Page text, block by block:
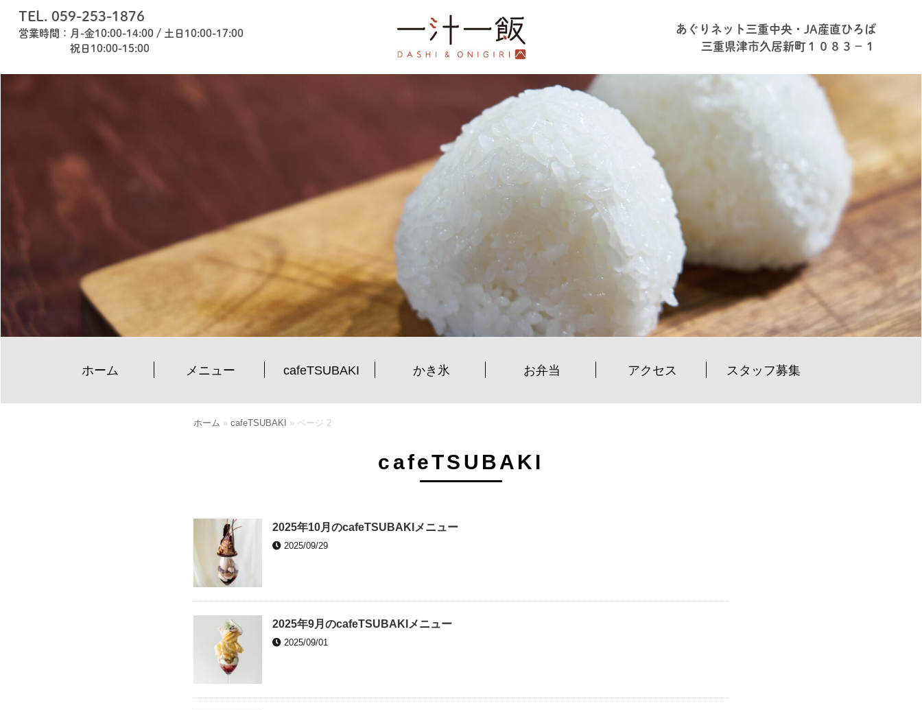
TEL. 059-253-1876
営業時間：月-金10:00-14:00 / 土日10:00-17:00
祝日10:00-15:00
あぐりネット三重中央・JA産直ひろば
三重県津市久居新町１０８３－１
ホーム メニュー cafeTSUBAKI かき氷 お弁当 アクセス スタッフ募集
ホーム » cafeTSUBAKI » ページ 2
cafeTSUBAKI
2025年10月のcafeTSUBAKIメニュー
2025/09/29
2025年9月のcafeTSUBAKIメニュー
2025/09/01